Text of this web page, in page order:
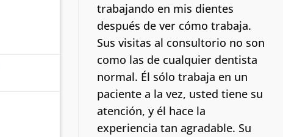
trabajando en mis dientes
después de ver cómo trabaja.
Sus visitas al consultorio no son
como las de cualquier dentista
normal. Él sólo trabaja en un
paciente a la vez, usted tiene su
atención, y él hace la
experiencia tan agradable. Su